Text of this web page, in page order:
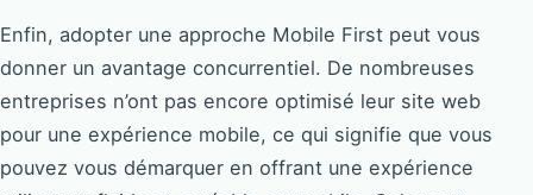
Enfin, adopter une approche Mobile First peut vous
donner un avantage concurrentiel. De nombreuses
entreprises n’ont pas encore optimisé leur site web
pour une expérience mobile, ce qui signifie que vous
pouvez vous démarquer en offrant une expérience